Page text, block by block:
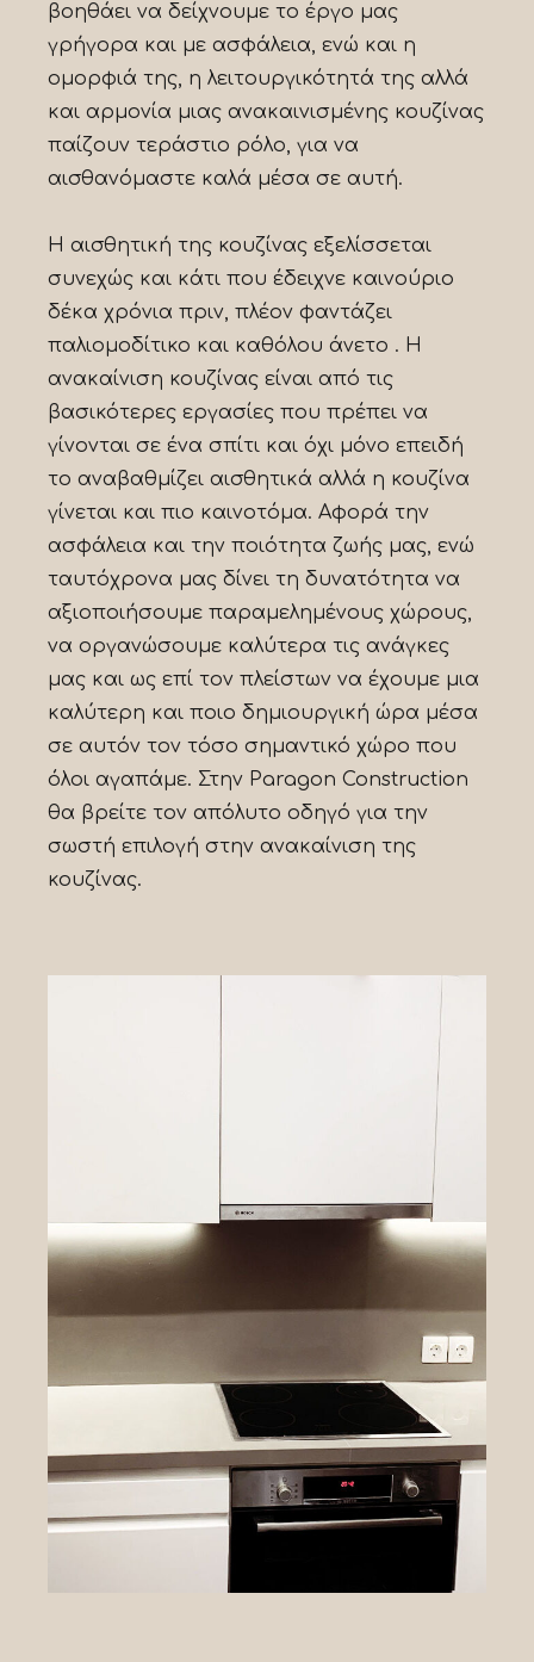
βοηθάει να δείχνουμε το έργο μας
γρήγορα και με ασφάλεια, ενώ και η
ομορφιά της, η λειτουργικότητά της αλλά
και αρμονία μιας ανακαινισμένης κουζίνας
παίζουν τεράστιο ρόλο, για να
αισθανόμαστε καλά μέσα σε αυτή.
Η αισθητική της κουζίνας εξελίσσεται
συνεχώς και κάτι που έδειχνε καινούριο
δέκα χρόνια πριν, πλέον φαντάζει
παλιομοδίτικο και καθόλου άνετο . Η
ανακαίνιση κουζίνας είναι από τις
βασικότερες εργασίες που πρέπει να
γίνονται σε ένα σπίτι και όχι μόνο επειδή
το αναβαθμίζει αισθητικά αλλά η κουζίνα
γίνεται και πιο καινοτόμα. Αφορά την
ασφάλεια και την ποιότητα ζωής μας, ενώ
ταυτόχρονα μας δίνει τη δυνατότητα να
αξιοποιήσουμε παραμελημένους χώρους,
να οργανώσουμε καλύτερα τις ανάγκες
μας και ως επί τον πλείστων να έχουμε μια
καλύτερη και ποιο δημιουργική ώρα μέσα
σε αυτόν τον τόσο σημαντικό χώρο που
όλοι αγαπάμε. Στην Paragon Construction
θα βρείτε τον απόλυτο οδηγό για την
σωστή επιλογή στην ανακαίνιση της
κουζίνας.